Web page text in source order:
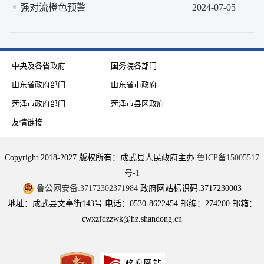
2024-07-05
强对流橙色预警
中央及各省政府 国务院各部门
山东省政府部门 山东省市政府
菏泽市政府部门 菏泽市县区政府
友情链接
Copyright 2018-2027 版权所有：成武县人民政府主办 鲁ICP备15005517
号-1
鲁公网安备:37172302371984 政府网站标识码:3717230003
地址：成武县文亭街143号 电话：0530-8622454 邮编：274200 邮箱：
cwxzfdzzwk@hz.shandong.cn